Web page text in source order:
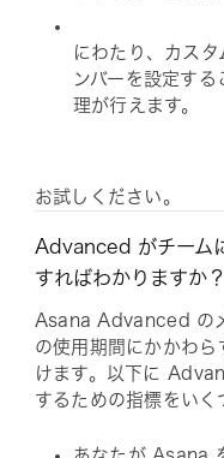
にわたり、カス
ンバーを設定す
理が行えます。
お試しください。
Advanced がチーム
すればわかりますか？
Asana Advanced の
の使用期間にかかわ
けます。以下に
するための指標をいく